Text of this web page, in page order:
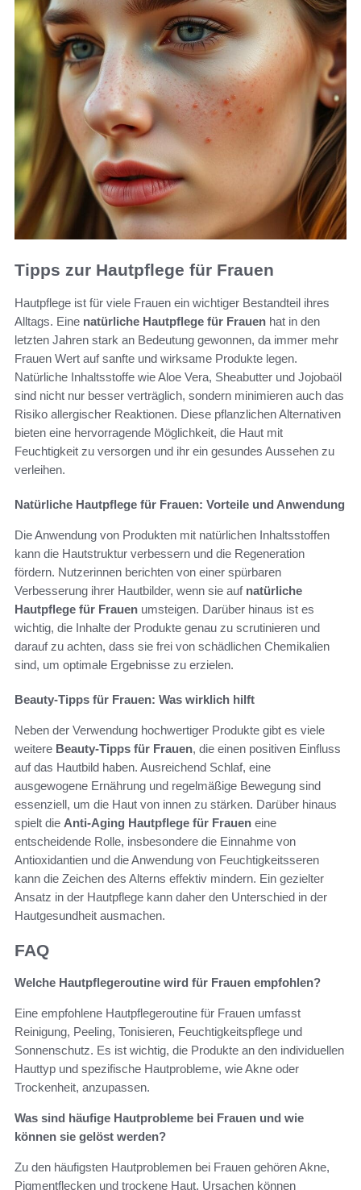
Tipps zur Hautpflege für Frauen
Hautpflege ist für viele Frauen ein wichtiger Bestandteil ihres
Alltags. Eine natürliche Hautpflege für Frauen hat in den
letzten Jahren stark an Bedeutung gewonnen, da immer mehr
Frauen Wert auf sanfte und wirksame Produkte legen.
Natürliche Inhaltsstoffe wie Aloe Vera, Sheabutter und Jojobaöl
sind nicht nur besser verträglich, sondern minimieren auch das
Risiko allergischer Reaktionen. Diese pflanzlichen Alternativen
bieten eine hervorragende Möglichkeit, die Haut mit
Feuchtigkeit zu versorgen und ihr ein gesundes Aussehen zu
verleihen.
Natürliche Hautpflege für Frauen: Vorteile und Anwendung
Die Anwendung von Produkten mit natürlichen Inhaltsstoffen
kann die Hautstruktur verbessern und die Regeneration
fördern. Nutzerinnen berichten von einer spürbaren
Verbesserung ihrer Hautbilder, wenn sie auf natürliche
Hautpflege für Frauen umsteigen. Darüber hinaus ist es
wichtig, die Inhalte der Produkte genau zu scrutinieren und
darauf zu achten, dass sie frei von schädlichen Chemikalien
sind, um optimale Ergebnisse zu erzielen.
Beauty-Tipps für Frauen: Was wirklich hilft
Neben der Verwendung hochwertiger Produkte gibt es viele
weitere Beauty-Tipps für Frauen, die einen positiven Einfluss
auf das Hautbild haben. Ausreichend Schlaf, eine
ausgewogene Ernährung und regelmäßige Bewegung sind
essenziell, um die Haut von innen zu stärken. Darüber hinaus
spielt die Anti-Aging Hautpflege für Frauen eine
entscheidende Rolle, insbesondere die Einnahme von
Antioxidantien und die Anwendung von Feuchtigkeitsseren
kann die Zeichen des Alterns effektiv mindern. Ein gezielter
Ansatz in der Hautpflege kann daher den Unterschied in der
Hautgesundheit ausmachen.
FAQ
Welche Hautpflegeroutine wird für Frauen empfohlen?
Eine empfohlene Hautpflegeroutine für Frauen umfasst
Reinigung, Peeling, Tonisieren, Feuchtigkeitspflege und
Sonnenschutz. Es ist wichtig, die Produkte an den individuellen
Hauttyp und spezifische Hautprobleme, wie Akne oder
Trockenheit, anzupassen.
Was sind häufige Hautprobleme bei Frauen und wie
können sie gelöst werden?
Zu den häufigsten Hautproblemen bei Frauen gehören Akne,
Pigmentflecken und trockene Haut. Ursachen können